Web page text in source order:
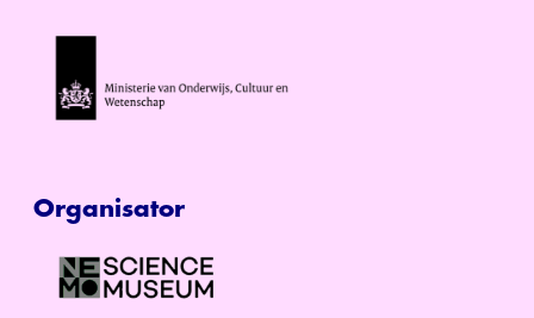
Organisator